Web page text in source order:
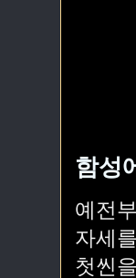
함성
예전
자세
첫씬